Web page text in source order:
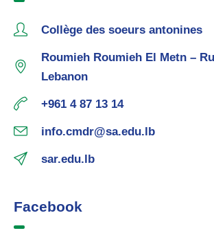
Collège des soeurs antonines
Roumieh Roumieh El Metn –
Lebanon
+961 4 87 13 14
info.cmdr@sa.edu.lb
sar.edu.lb
Facebook